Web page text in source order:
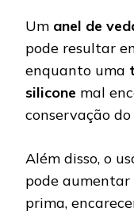
Um anel de
pode resultar
enquanto uma
silicone mal
conservação
Além disso, o
pode
prima,